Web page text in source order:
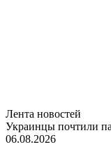
Лента новостей
Украинцы почтили
06.08.2026